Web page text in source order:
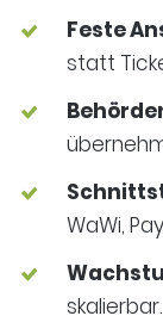
Feste
statt
WaWi,
skalierbar.